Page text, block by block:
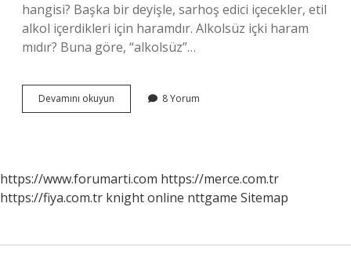
hangisi? Başka bir deyişle, sarhoş edici içecekler, etil
alkol içerdikleri için haramdır. Alkolsüz içki haram
mıdır? Buna göre, “alkolsüz”…
Devamını okuyun
Bir
8 Yorum
https://www.forumarti.com https://merce.com.tr
https://fiya.com.tr knight online nttgame Sitemap